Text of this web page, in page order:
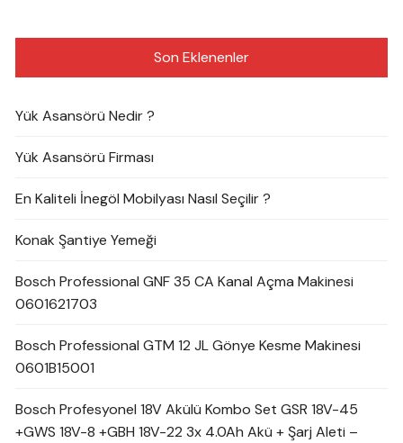
Son Eklenenler
Yük Asansörü Nedir ?
Yük Asansörü Firması
En Kaliteli İnegöl Mobilyası Nasıl Seçilir ?
Konak Şantiye Yemeği
Bosch Professional GNF 35 CA Kanal Açma Makinesi
0601621703
Bosch Professional GTM 12 JL Gönye Kesme Makinesi
0601B15001
Bosch Profesyonel 18V Akülü Kombo Set GSR 18V-45
+GWS 18V-8 +GBH 18V-22 3x 4.0Ah Akü + Şarj Aleti –